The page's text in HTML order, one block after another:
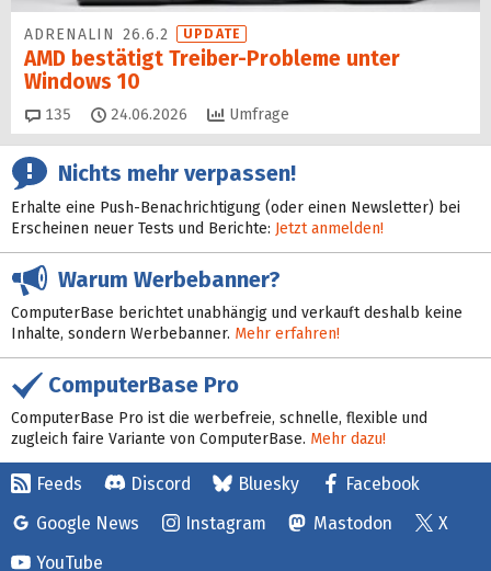
ADRENALIN 26.6.2 UPDATE
AMD bestätigt Treiber-Probleme unter
Windows 10
135 Kommentare
24.06.2026 Umfrage
Nichts mehr verpassen!
Erhalte eine Push-Benachrichtigung (oder einen Newsletter) bei
Erscheinen neuer Tests und Berichte: Jetzt anmelden!
Warum Werbebanner?
ComputerBase berichtet unabhängig und verkauft deshalb keine
Inhalte, sondern Werbebanner. Mehr erfahren!
ComputerBase Pro
ComputerBase Pro ist die werbefreie, schnelle, flexible und
zugleich faire Variante von ComputerBase. Mehr dazu!
Feeds Discord Bluesky
Facebook
Google News
Instagram Mastodon
X
YouTube